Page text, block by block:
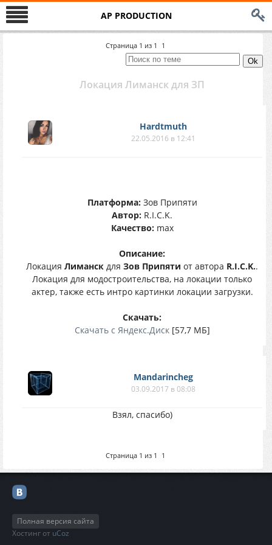
AP PRODUCTION
Страница 1 из 1 1
Локация Лиманск для ЗП
Hardtmuth
22.05.2016 в 12:41
Платформа:Зов Припяти
Автор: R.I.C.K.
Качество:max
Описание:
Локация Лиманск для Зов Припяти от автора R.I.C.K..
Локация для модостроительства, на локации только
актер, также есть интро картинки локации загрузки.
Скачать:
Скачать с Яндекс.Диск[57,7 МБ]
Mandarincheg
03.09.2017 в 08:08
Взял, спасибо)
Страница 1 из 1 1
Полная версия сайта
Хостинг от uCoz